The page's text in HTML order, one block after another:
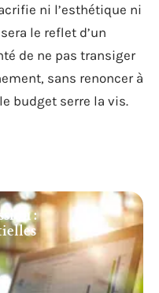
ni l’esthétique ni
le reflet d’un
de ne pas transiger
sans renoncer à
budget serre la vis.
: